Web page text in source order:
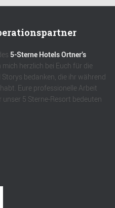
5-Sterne Hotels Ortner’s
mich herzlich bei Euch für die
bedanken, die ihr während
Eure professionelle Arbeit
5 Sterne-Resort bedeuten